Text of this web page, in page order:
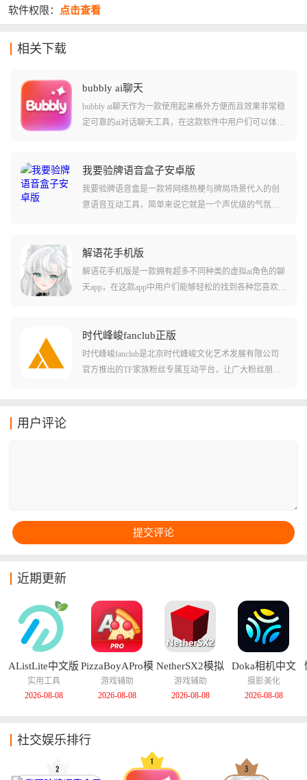
软件权限： 点击查看
相关下载
bubbly ai聊天
bubbly ai聊天作为一款使用起来格外方便而且效果非常稳
定可靠的ai对话聊天工具，在这款软件中用户们可以体验
他ai聊天app上和角色的对话记录和角色卡等设定。让您
从不同软件之间迁移没有任何难度！软件中还可以让用
户们体验到许多不同的对话内容，感受和角色的深度互
我要验牌语音盒子安卓版
我要验牌语音盒是一款将网络热梗与牌局场景代入的创
意语音互动工具，简单来说它就是一个声优级的气氛组
方的底牌，瞬间把紧张的牌局变成喜剧现场，整活效果
直接拉满。
解语花手机版
解语花手机版是一款拥有超多不同种类的虚拟ai角色的聊
天app，在这款app中用户们能够轻松的找到各种您喜欢的
色的每个细节，甚至包括立绘和穿衣风格等这些也是可
以变化的!在软件中用户们还可以套皮为这些虚拟角色，
展开全新的虚拟社交玩法!
时代峰峻fanclub正版
时代峰峻fanclub是北京时代峰峻文化艺术发展有限公司
官方推出的TF家族粉丝专属互动平台，让广大粉丝朋友
用户评论
近期更新
AListLite中文版
实用工具
2026-08-08
PizzaBoyAPro模
拟器中文版
游戏辅助
2026-08-08
NetherSX2模拟
器汉化版
游戏辅助
2026-08-08
Doka相机中文
版
摄影美化
2026-08-08
社交娱乐排行